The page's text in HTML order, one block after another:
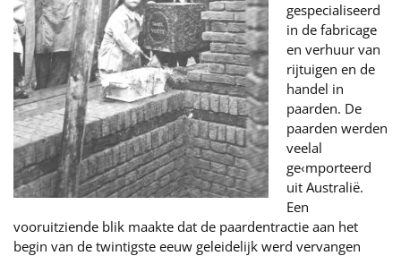
gespecialiseerd
in de fabricage
en verhuur van
rijtuigen en de
handel in
paarden. De
paarden werden
veelal
ge‹mporteerd
uit Australië.
Een
vooruitziende blik maakte dat de paardentractie aan het
begin van de twintigste eeuw geleidelijk werd vervangen